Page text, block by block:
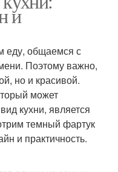
и
еду, общаемся с
Поэтому важно,
но и красивой.
может
кухни, является
темный фартук
и практичность.